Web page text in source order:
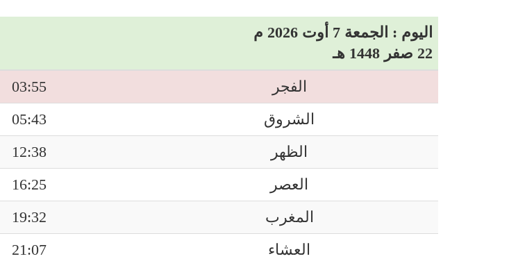
اليوم : الجمعة 7 أوت 2026 م
22 صفر 1448 هـ
الفجر
03:55
الشروق
05:43
الظهر
12:38
العصر
16:25
المغرب
19:32
العشاء
21:07